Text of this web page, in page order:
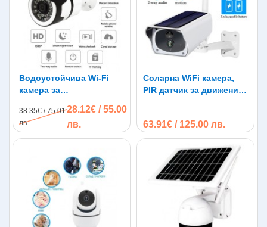
Водоустойчива Wi-Fi
камера за
38.35€ / 75.01
лв.
28.12€ / 55.00
лв.
Соларна WiFi камера,
PIR датчик за движение,
63.91€ / 125.00 лв.